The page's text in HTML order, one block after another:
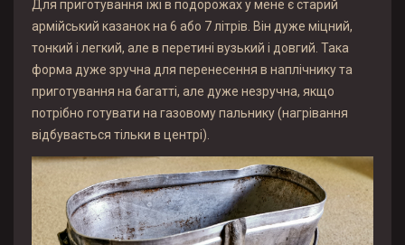
Для приготування їжі в подорожах у мене є старий
армійський казанок на 6 або 7 літрів. Він дуже міцний,
тонкий і легкий, але в перетині вузький і довгий. Така
форма дуже зручна для перенесення в наплічнику та
приготування на багатті, але дуже незручна, якщо
потрібно готувати на газовому пальнику (нагрівання
відбувається тільки в центрі).